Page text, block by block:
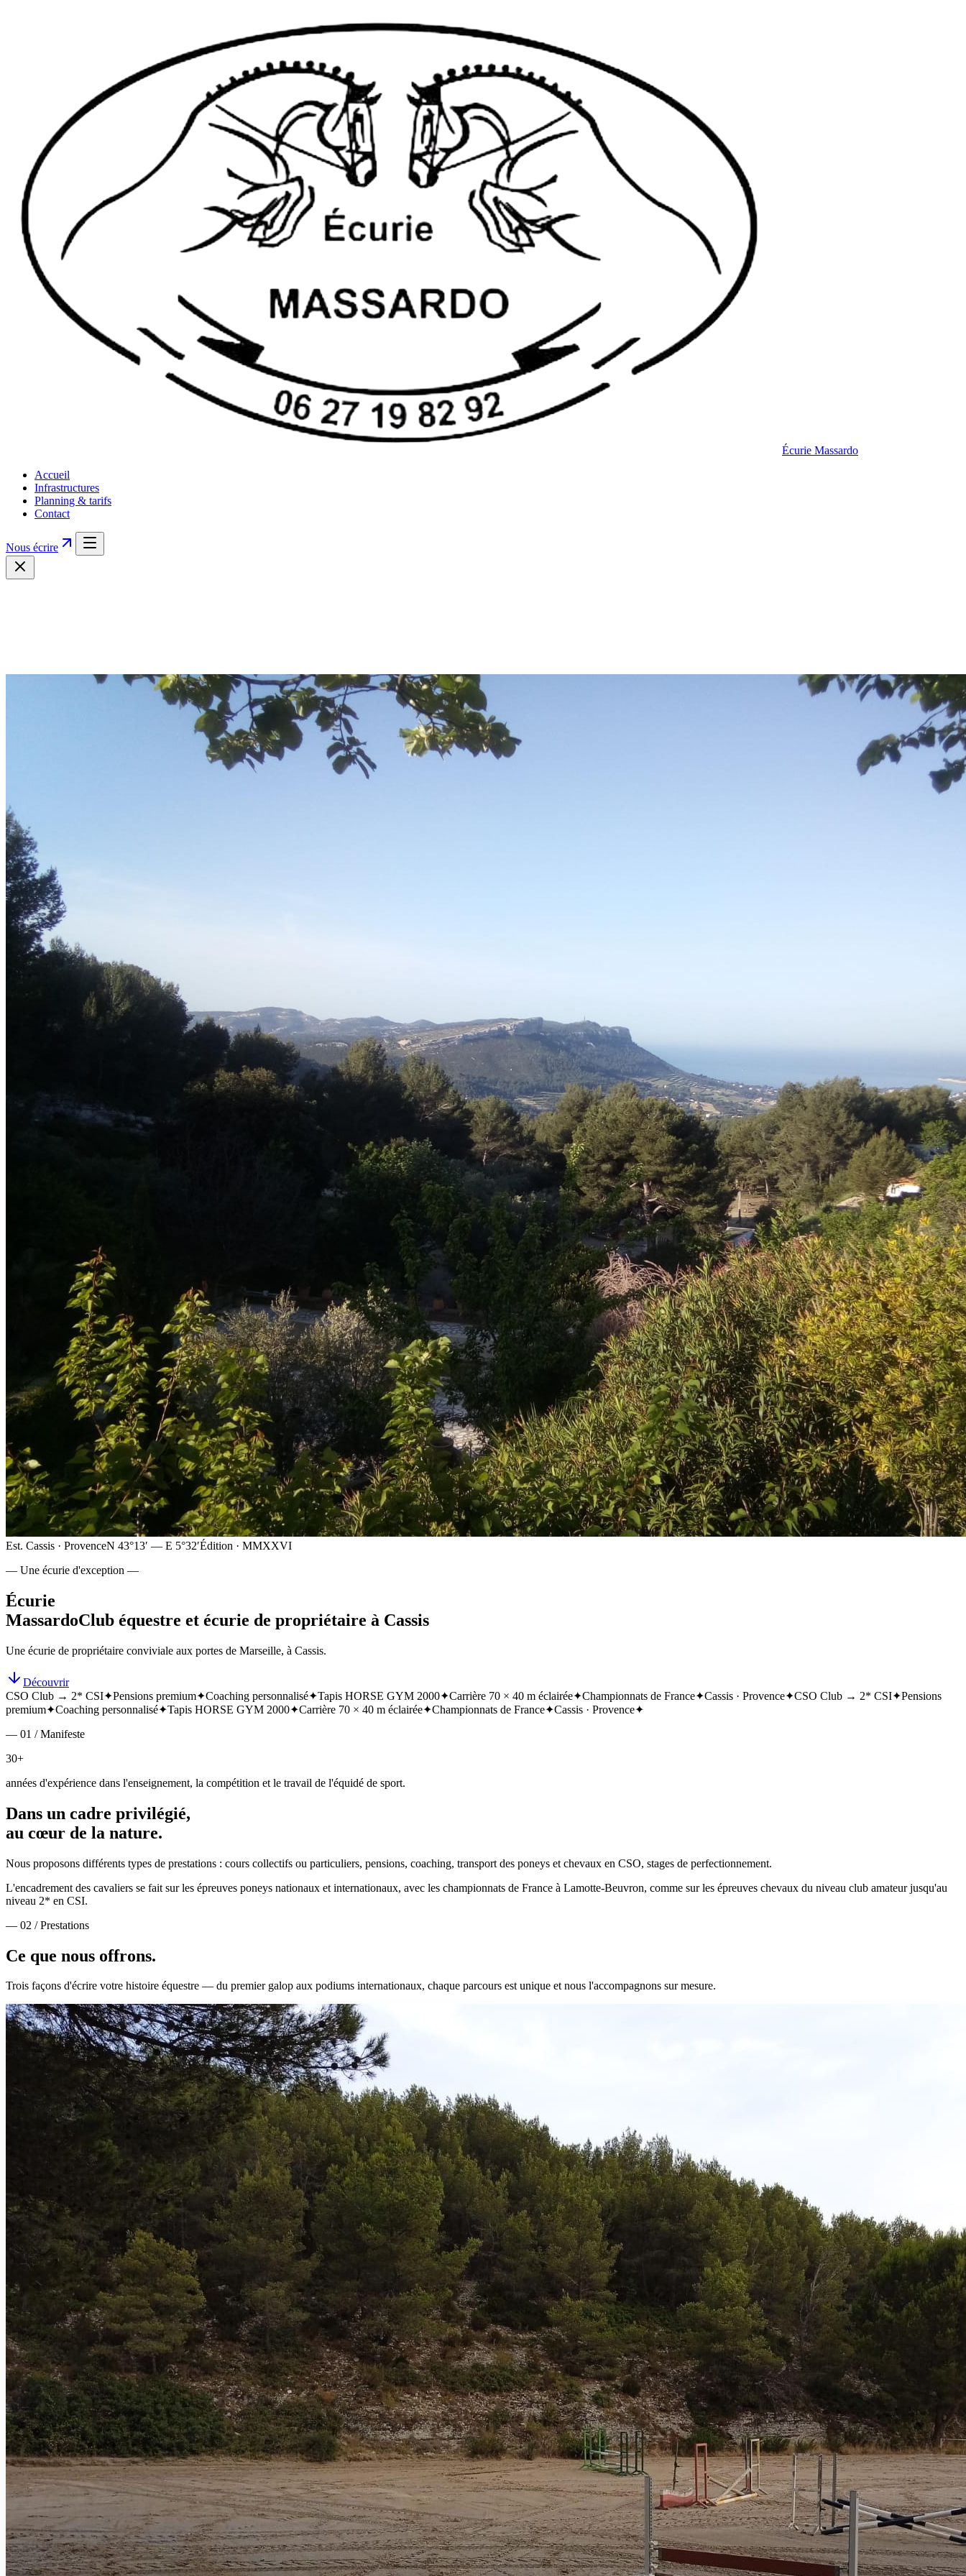
Écurie Massardo
Accueil
Infrastructures
Planning & tarifs
Contact
Nous écrire
Est. Cassis · ProvenceN 43°13′ — E 5°32′Édition · MMXXVI
— Une écurie d'exception —
Écurie
MassardoClub équestre et écurie de propriétaire à Cassis
Une écurie de propriétaire conviviale aux portes de Marseille, à Cassis.
Découvrir
CSO Club → 2* CSI✦Pensions premium✦Coaching personnalisé✦Tapis HORSE GYM 2000✦Carrière 70 × 40 m éclairée✦Championnats de France✦Cassis · Provence✦CSO Club → 2* CSI✦Pensions
premium✦Coaching personnalisé✦Tapis HORSE GYM 2000✦Carrière 70 × 40 m éclairée✦Championnats de France✦Cassis · Provence✦
— 01 / Manifeste
30+
années d'expérience dans l'enseignement, la compétition et le travail de l'équidé de sport.
Dans un cadre privilégié,
au cœur de la nature.
Nous proposons différents types de prestations : cours collectifs ou particuliers, pensions, coaching, transport des poneys et chevaux en CSO, stages de perfectionnement.
L'encadrement des cavaliers se fait sur les épreuves poneys nationaux et internationaux, avec les championnats de France à Lamotte-Beuvron, comme sur les épreuves chevaux du niveau club amateur jusqu'au
niveau 2* en CSI.
— 02 / Prestations
Ce que nous offrons.
Trois façons d'écrire votre histoire équestre — du premier galop aux podiums internationaux, chaque parcours est unique et nous l'accompagnons sur mesure.